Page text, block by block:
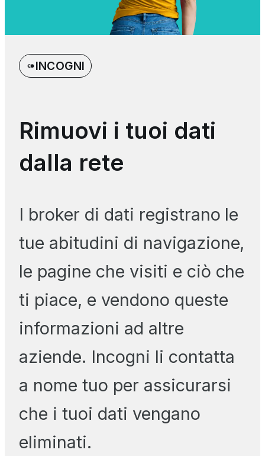
INCOGNI
Rimuovi i tuoi dati
dalla rete
I broker di dati registrano le
tue abitudini di navigazione,
le pagine che visiti e ciò che
ti piace, e vendono queste
informazioni ad altre
aziende. Incogni li contatta
a nome tuo per assicurarsi
che i tuoi dati vengano
eliminati.